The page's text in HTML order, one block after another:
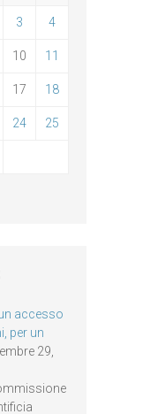
3 4
10 11
17 18
24 25
accesso
per un
29,